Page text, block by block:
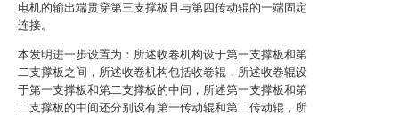
电机的输出端贯穿第三支撑板且与第四传动辊的一端固定
连接。
本发明进一步设置为：所述收卷机构设于第一支撑板和第
二支撑板之间，所述收卷机构包括收卷辊，所述收卷辊设
于第一支撑板和第二支撑板的中间，所述第一支撑板和第
二支撑板的中间还分别设有第一传动辊和第二传动辊，所